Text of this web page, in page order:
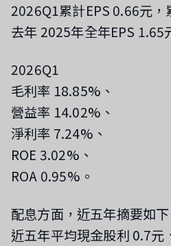
2026Q1累計EPS 0.66元，
去年 2025年全年EPS 1.65
2026Q1
毛利率 18.85%、
營益率 14.02%、
淨利率 7.24%、
ROE 3.02%、
ROA 0.95%。
配息方面，近五年摘要如下
近五年平均現金股利 0.7元